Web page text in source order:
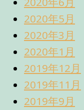
2020年5月
2020年3月
2020年1月
2019年12月
2019年11月
2019年9月